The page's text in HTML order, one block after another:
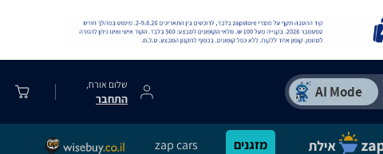
שלום אורח,
התחבר
מזגנים zap cars